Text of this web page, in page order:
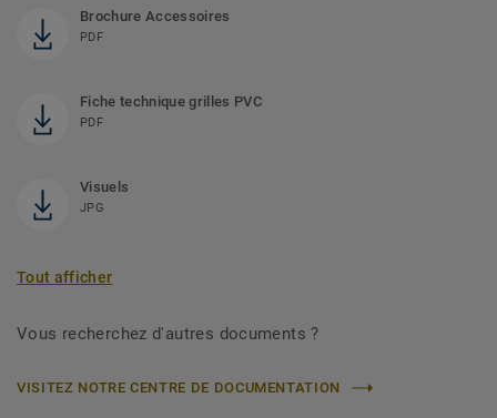
Brochure Accessoires
PDF
Fiche technique grilles PVC
PDF
Visuels
JPG
Tout afficher
Vous recherchez d'autres documents ?
VISITEZ NOTRE CENTRE DE DOCUMENTATION